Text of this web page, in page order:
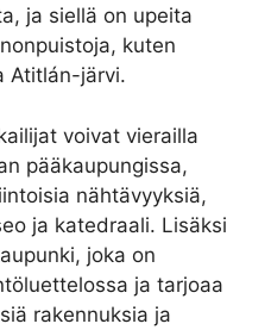
ja siellä on upeita
kuten
Atitlán-järvi.
voivat vierailla
pääkaupungissa,
nähtävyyksiä,
ja katedraali. Lisäksi
joka on
ja tarjoaa
rakennuksia ja